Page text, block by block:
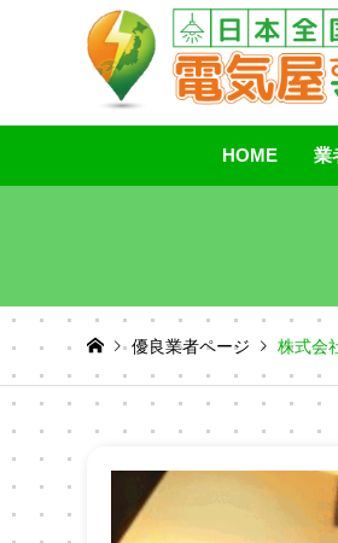
HOME 業
優良業者ページ 株式会